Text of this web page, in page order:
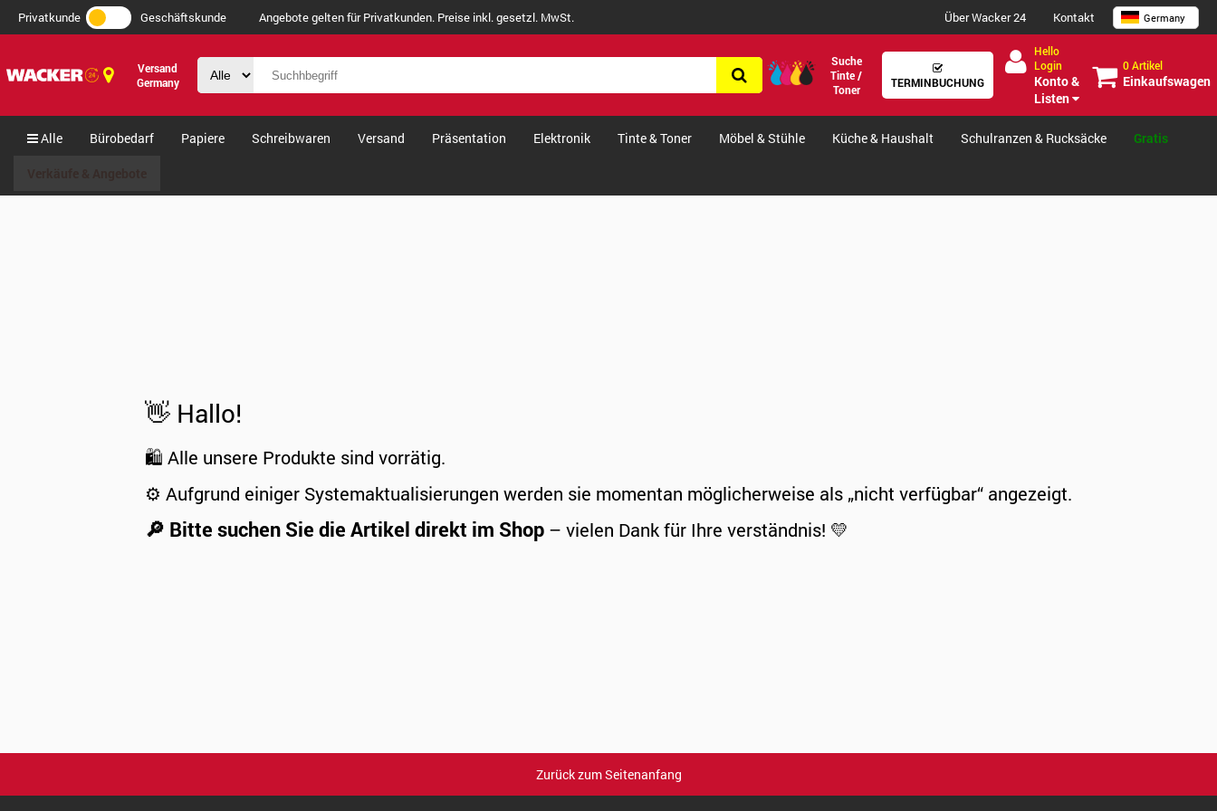
Privatkunde Geschäftskunde Angebote gelten für Privatkunden. Preise inkl. gesetzl. MwSt. Über Wacker 24 Kontakt Germany
Versand
Germany
Suche
Tinte /
Toner
TERMINBUCHUNG
Hello
Login
Konto &
Listen
0 Artikel
Einkaufswagen
Alle Bürobedarf Papiere Schreibwaren Versand Präsentation Elektronik Tinte & Toner Möbel & Stühle Küche & Haushalt Schulranzen & Rucksäcke Gratis
👋 Hallo!
🛍️ Alle unsere Produkte sind vorrätig.
⚙️ Aufgrund einiger Systemaktualisierungen werden sie momentan möglicherweise als „nicht verfügbar“ angezeigt.
🔎 Bitte suchen Sie die Artikel direkt im Shop – vielen Dank für Ihre verständnis! 💛
Zurück zum Seitenanfang